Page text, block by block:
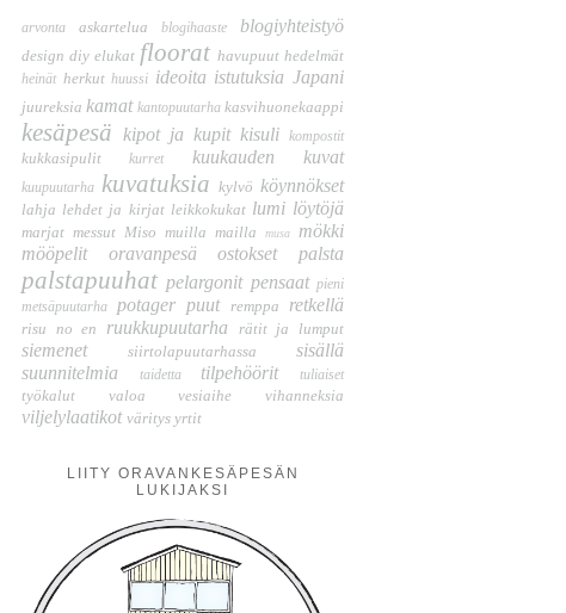
arvonta askartelua blogihaaste blogiyhteistyö
design diy elukat floorat havupuut hedelmät
heinät herkut huussi ideoita istutuksia Japani
juureksia kamat kantopuutarha kasvihuonekaappi
kesäpesä kipot ja kupit kisuli kompostit
kukkasipulit kurret kuukauden kuvat
kuupuutarha kuvatuksia kylvö köynnökset
lahja lehdet ja kirjat leikkokukat lumi löytöjä
marjat messut Miso muilla mailla musa
mökki
mööpelit
oravanpesä ostokset palsta
palstapuuhat pelargonit pensaat pieni
metsäpuutarha
potager puut remppa retkellä
risu no en ruukkupuutarha rätit ja lumput
siemenet siirtolapuutarhassa
sisällä
suunnitelmia
taidetta tilpehöörit tuliaiset
työkalut valoa vesiaihe vihanneksia
viljelylaatikot väritys yrtit
LIITY ORAVANKESÄPESÄN
LUKIJAKSI